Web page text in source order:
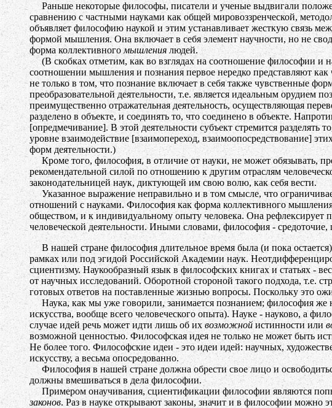
Раньше некоторые философы, писатели и ученые выдвигали
сравнению с частными науками как общей мировоззренческой,
объявляет философию наукой и этим устанавливает жесткую связь
формой мышления. Она включает в себя элемент научности, но не
форма коллективногомышления людей.
(В скобках отметим, как во взглядах на соотношение философии и
соотношении мышления и познания первое нередко представляют
не только в том, что познание включает в себя также чувственные
преобразовательной деятельности, т.е. является идеальным
преимущественно отражательная деятельность, осуществляющая
разделено в объекте, и соединять то, что соединено в объекте.
[опредмечивание]. В этой деятельности субъект стремится
уровне взаимодействие [взаимопереход, взаимоопосредствование]
форм деятельности.)
Кроме того, философия, в отличие от науки, не может обязывать,
рекомендательной силой по отношению к другим отраслям
законодательницей наук, диктующей им свою волю, как себя вести.
Указанное выражение неправильно и в том смысле, что
отношений с науками. Философия как форма коллективного
обществом, и к индивидуальному опыту человека. Она рефлексирует
человеческой деятельности. Иными словами, философия - средоточие,
В нашей стране философия длительное время была (и пока остается)
рамках или под эгидой Российской Академии наук.
сциентизму. Наукообразный язык в философских книгах и статьях -
от научных исследований. Оборотной стороной такого подхода, т.е.
готовых ответов на поставленные жизнью вопросы. Поскольку это
Наука, как мы уже говорили, занимается познанием; философия же
искусства, вообще всего человеческого опыта). Науке - науково, а
случае идей речь может идти лишь об ихвозможной истинности или
возможной ценностью. Философская идея не только не может быть
Не более того. Философские идеи - это идеи идей: научных,
искусству, а весьма опосредованно.
Философия в нашей стране должна обрести свое лицо и
должны вмешиваться в дела философии.
Примером онаучивания, сциентификации философии являются
законов. Раз в науке открывают законы, значит и в философии можно